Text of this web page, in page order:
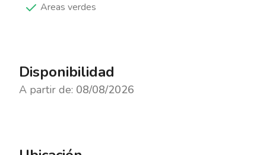
Areas verdes
Disponibilidad
A partir de: 08/08/2026